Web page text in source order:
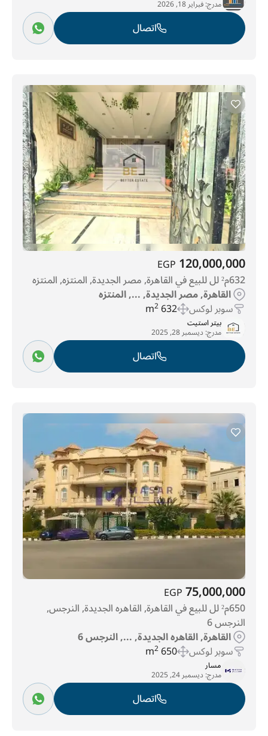
مدرج:فبراير 18, 2026
اتصال
120,000,000
EGP
632م² لل للبيع في القاهرة, مصر الجديدة, المنتزه, المنتزه
القاهرة, مصر الجديدة, ..., المنتزه
سوبر لوكس 632 m
2
بيتر استيت
مدرج: ديسمبر 28, 2025
اتصال
75,000,000
EGP
650م² لل للبيع في القاهرة, القاهره الجديدة, النرجس,
النرجس 6
القاهرة, القاهره الجديدة, ..., النرجس 6
سوبر لوكس 650 m
2
مسار
مدرج: ديسمبر 24, 2025
اتصال